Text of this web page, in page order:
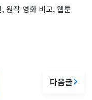
원작 영화 비교, 웹툰
다음글